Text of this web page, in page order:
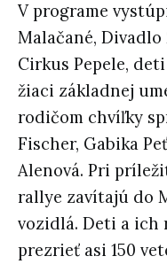
V programe
Malačané,
Cirkus Pepele,
žiaci základnej
rodičom chvíľky
Fischer, Gabika Peť
Alenová. Pri
rallye zavítajú do
vozidlá. Deti a ich
prezrieť asi 150